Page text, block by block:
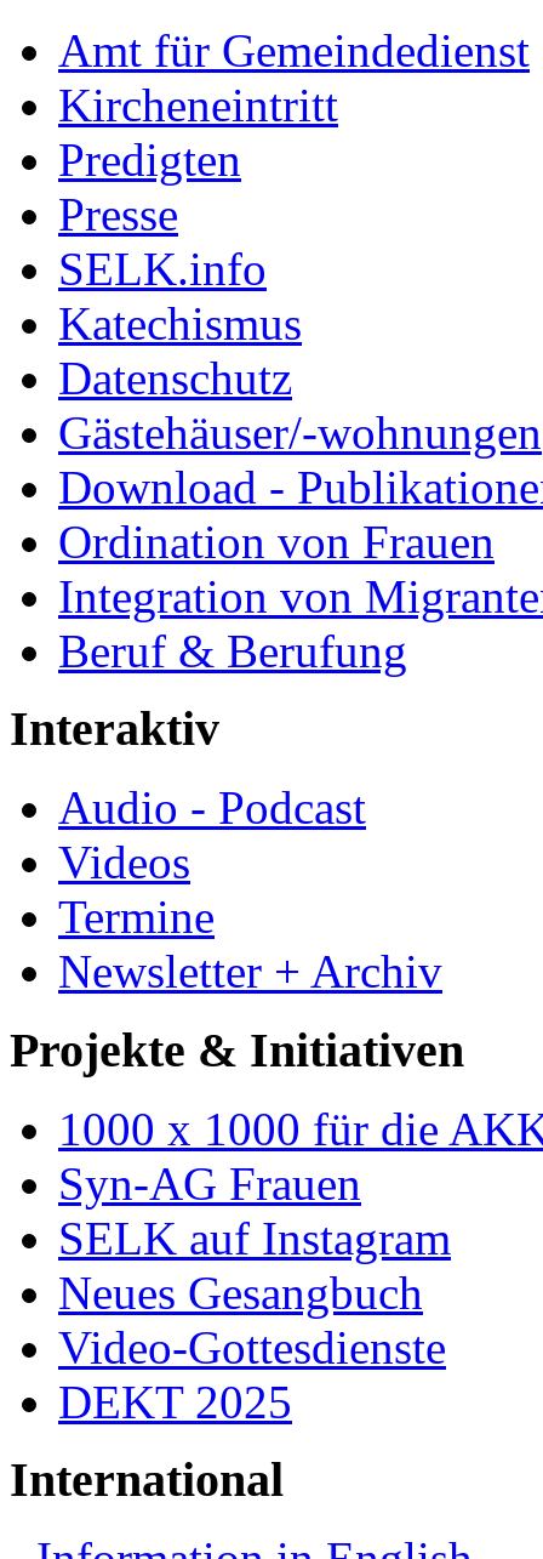
Amt für Gemeindedienst
Kircheneintritt
Predigten
Presse
SELK.info
Katechismus
Datenschutz
Gästehäuser/-wohnungen
Download -
Ordination von Frauen
Integration von
Beruf & Berufung
Interaktiv
Audio - Podcast
Videos
Termine
Newsletter + Archiv
Projekte & Initiativen
1000 x 1000 für die
Syn-AG Frauen
SELK auf Instagram
Neues Gesangbuch
Video-Gottesdienste
DEKT 2025
International